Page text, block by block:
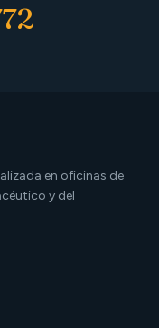
en oficinas de
y del